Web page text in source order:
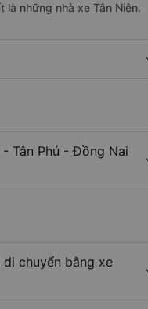
những nhà xe Tân Niên.
Tân Phú - Đồng Nai
chuyển bằng xe